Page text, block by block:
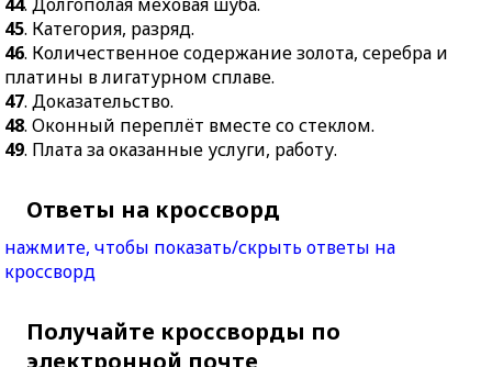
45. Категория, разряд.
46. Количественное содержание золота, серебра и
платины в лигатурном сплаве.
47. Доказательство.
48. Оконный переплёт вместе со стеклом.
49. Плата за оказанные услуги, работу.
Ответы на кроссворд
нажмите, чтобы показать/скрыть ответы на
кроссворд
Получайте кроссворды по
электронной почте